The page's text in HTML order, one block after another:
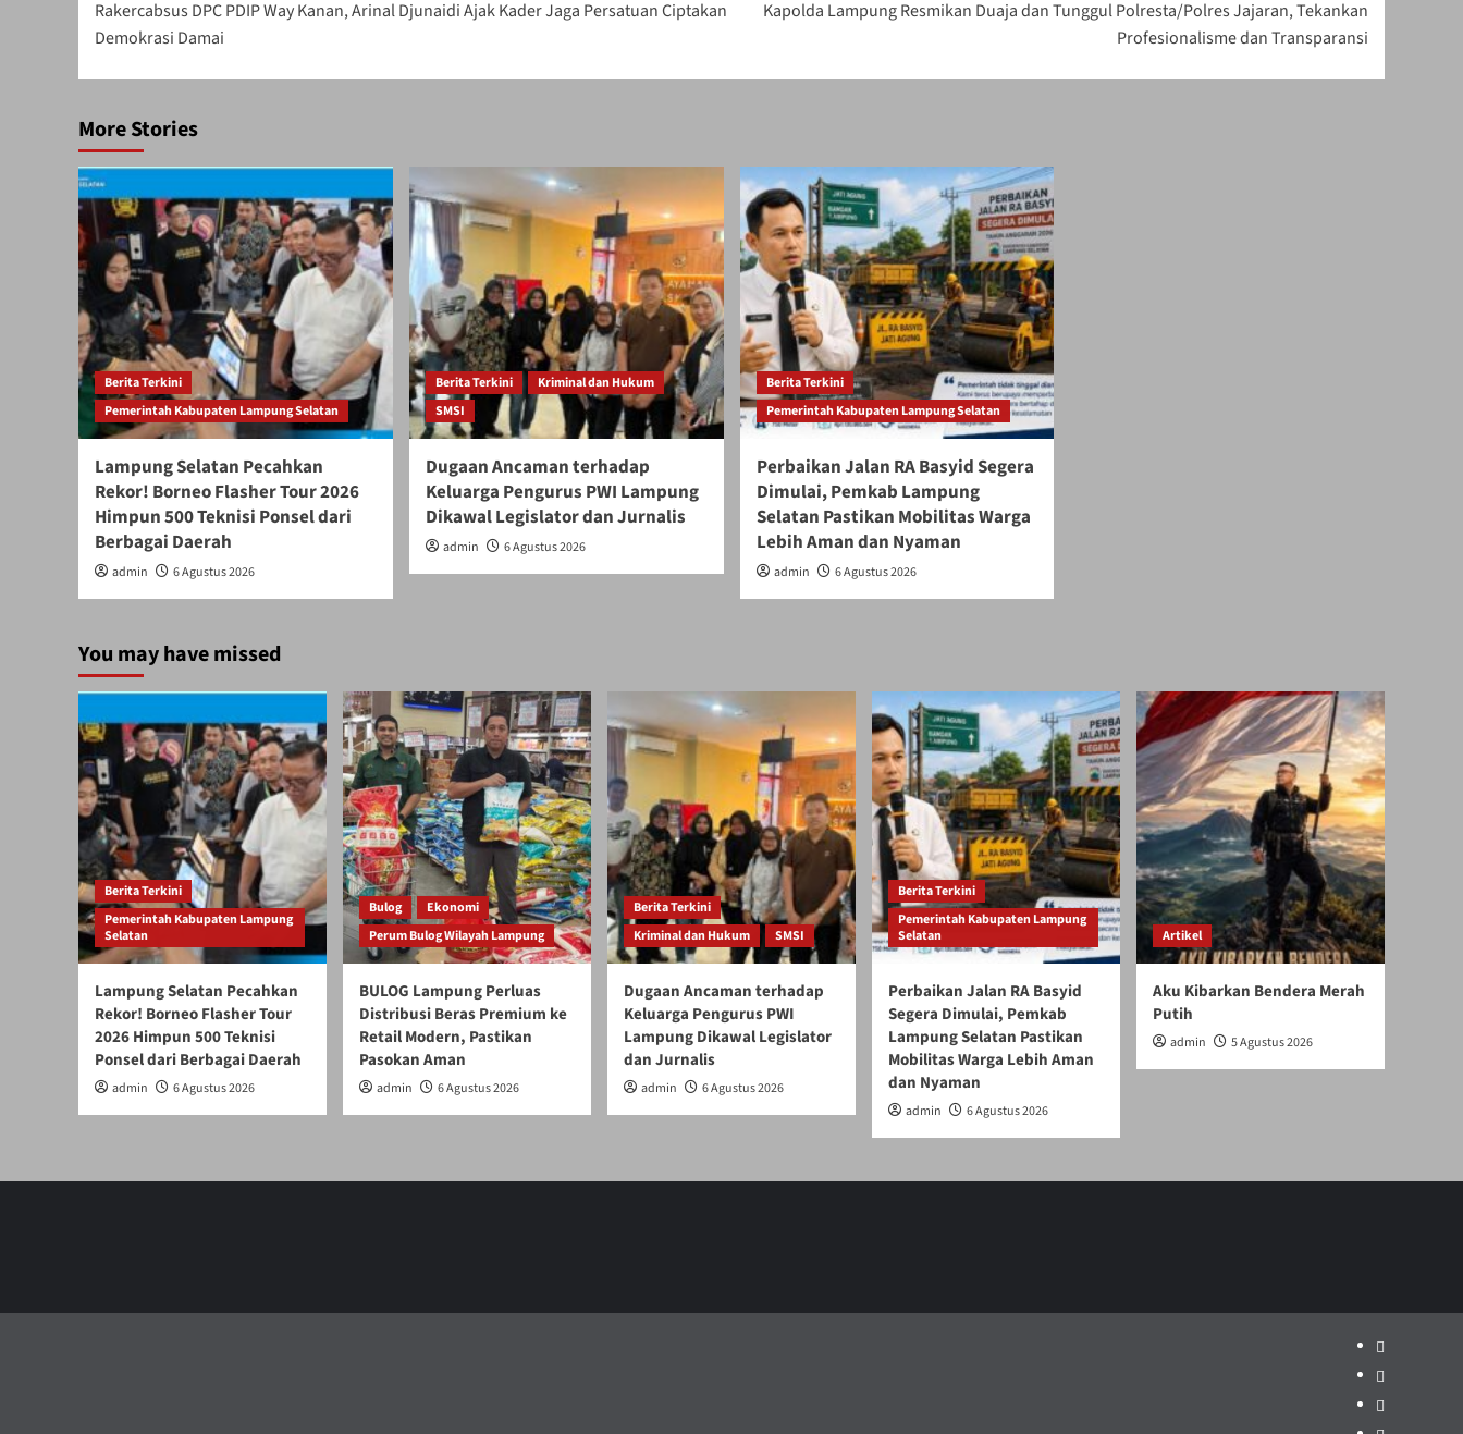
navigation
Rakercabsus DPC PDIP Way Kanan, Arinal Djunaidi Ajak Kader Jaga Persatuan Ciptakan
Demokrasi Damai
Kapolda Lampung Resmikan Duaja dan Tunggul Polresta/Polres Jajaran, Tekankan
Profesionalisme dan Transparansi
More Stories
Berita Terkini
Pemerintah Kabupaten Lampung Selatan
Lampung Selatan Pecahkan
Rekor! Borneo Flasher Tour 2026
Himpun 500 Teknisi Ponsel dari
Berbagai Daerah
admin 6 Agustus 2026
Berita Terkini
Kriminal dan Hukum
SMSI
Dugaan Ancaman terhadap
Keluarga Pengurus PWI Lampung
Dikawal Legislator dan Jurnalis
admin 6 Agustus 2026
Berita Terkini
Pemerintah Kabupaten Lampung Selatan
Perbaikan Jalan RA Basyid Segera
Dimulai, Pemkab Lampung
Selatan Pastikan Mobilitas Warga
Lebih Aman dan Nyaman
admin 6 Agustus 2026
You may have missed
Berita Terkini
Pemerintah Kabupaten Lampung
Selatan
Lampung Selatan Pecahkan
Rekor! Borneo Flasher Tour
2026 Himpun 500 Teknisi
Ponsel dari Berbagai Daerah
admin 6 Agustus 2026
Bulog
Ekonomi
Perum Bulog Wilayah Lampung
BULOG Lampung Perluas
Distribusi Beras Premium ke
Retail Modern, Pastikan
Pasokan Aman
admin 6 Agustus 2026
Berita Terkini
Kriminal dan Hukum
SMSI
Dugaan Ancaman terhadap
Keluarga Pengurus PWI
Lampung Dikawal Legislator
dan Jurnalis
admin 6 Agustus 2026
Berita Terkini
Pemerintah Kabupaten Lampung
Selatan
Perbaikan Jalan RA Basyid
Segera Dimulai, Pemkab
Lampung Selatan Pastikan
Mobilitas Warga Lebih Aman
dan Nyaman
admin 6 Agustus 2026
Artikel
Aku Kibarkan Bendera Merah
Putih
admin 5 Agustus 2026
Politik
Pariwisata
Jakarta
Dunia